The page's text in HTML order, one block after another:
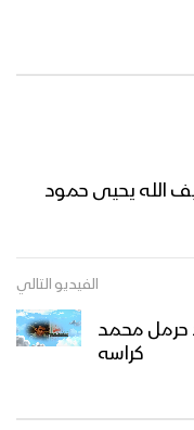
الله يحيى حمود
الفيديو التالي
حرمل محمد
كراسه